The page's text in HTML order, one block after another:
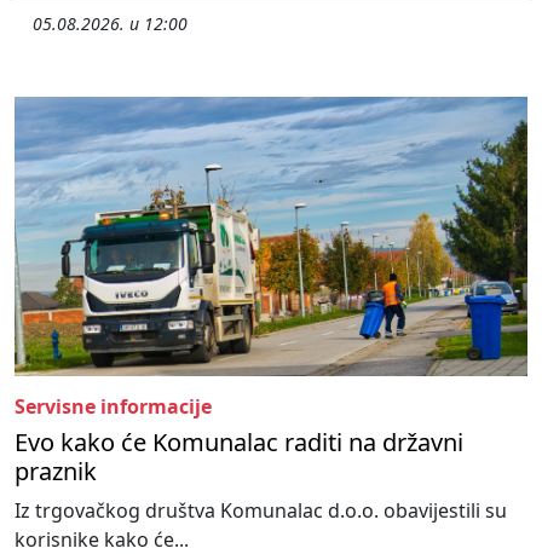
05.08.2026. u 12:00
Servisne informacije
Evo kako će Komunalac raditi na državni
praznik
Iz trgovačkog društva Komunalac d.o.o. obavijestili su
korisnike kako će...